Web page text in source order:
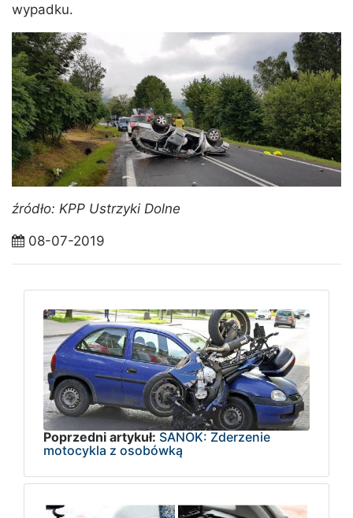
wypadku.
źródło: KPP Ustrzyki Dolne
08-07-2019
Poprzedni artykuł: SANOK: Zderzenie
motocykla z osobówką